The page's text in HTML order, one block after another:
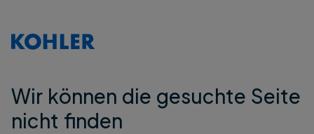
Wir können die gesuchte Seite
nicht finden